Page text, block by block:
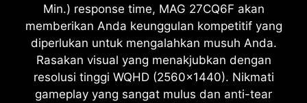
Min.) response time, MAG 27CQ6F akan
memberikan Anda keunggulan kompetitif yang
diperlukan untuk mengalahkan musuh Anda.
Rasakan visual yang menakjubkan dengan
resolusi tinggi WQHD (2560x1440). Nikmati
gameplay yang sangat mulus dan anti-tear